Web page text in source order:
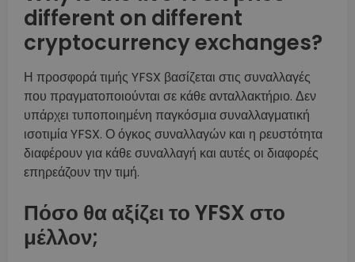
different on different
cryptocurrency exchanges?
Η προσφορά τιμής YFSX βασίζεται στις συναλλαγές
που πραγματοποιούνται σε κάθε ανταλλακτήριο. Δεν
υπάρχει τυποποιημένη παγκόσμια συναλλαγματική
ισοτιμία YFSX. Ο όγκος συναλλαγών και η ρευστότητα
διαφέρουν για κάθε συναλλαγή και αυτές οι διαφορές
επηρεάζουν την τιμή.
Πόσο θα αξίζει το YFSX στο
μέλλον;